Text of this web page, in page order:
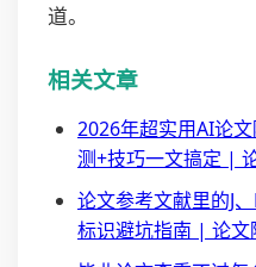
道。
相关文章
2026年超实用AI论
测+技巧一文搞定 |
论文参考文献里的J
标识避坑指南 | 论